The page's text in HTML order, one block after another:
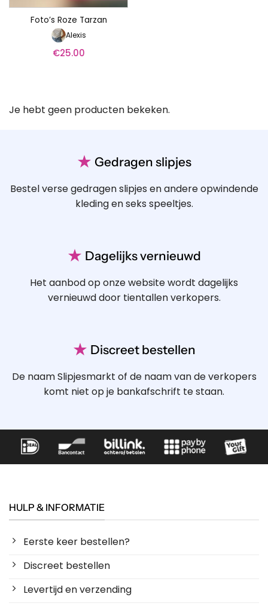
Foto’s Roze Tarzan
Alexis
€25.00
Je hebt geen producten bekeken.
★ Gedragen slipjes
Bestel verse gedragen slipjes en andere opwindende
kleding en seks speeltjes.
★ Dagelijks vernieuwd
Het aanbod op onze website wordt dagelijks
vernieuwd door tientallen verkopers.
★ Discreet bestellen
De naam Slipjesmarkt of de naam van de verkopers
komt niet op je bankafschrift te staan.
HULP & INFORMATIE
Eerste keer bestellen?
Discreet bestellen
Levertijd en verzending